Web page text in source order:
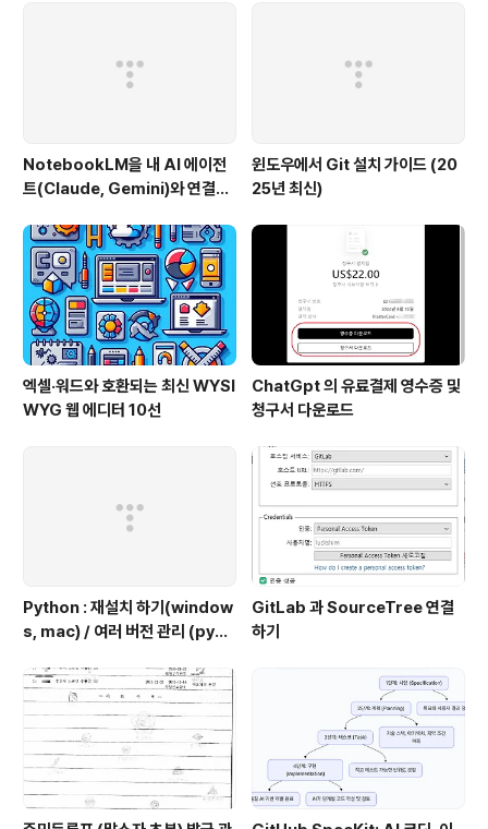
NotebookLM을 내 AI 에이전
트(Claude, Gemini)와 연결하
윈도우에서 Git 설치 가이드 (20
25년 최신)
엑셀·워드와 호환되는 최신 WYSI
WYG 웹 에디터 10선
ChatGpt 의 유료결제 영수증 및
청구서 다운로드
Python : 재설치 하기(window
s, mac) / 여러 버전 관리 (pyen
GitLab 과 SourceTree 연결
하기